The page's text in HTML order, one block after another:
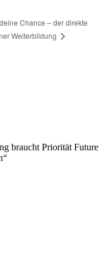
Chance – der direkte
Weiterbildung
braucht Priorität Future